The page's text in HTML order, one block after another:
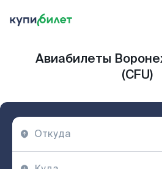
Авиабилеты
(CFU)